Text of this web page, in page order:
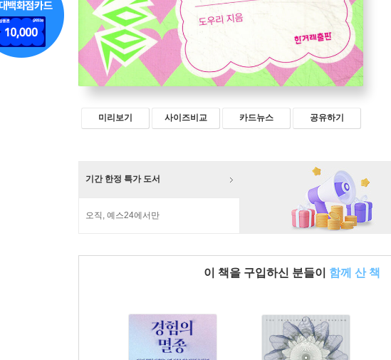
미리보기 사이즈비교 카드뉴스 공유하기
기간 한정 특가 도서
오직, 예스24에서만
이 책을 구입하신 분들이 함께 산 책